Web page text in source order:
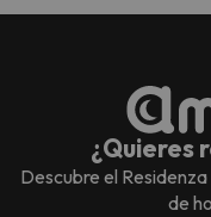
¿Quieres
Descubre el
de